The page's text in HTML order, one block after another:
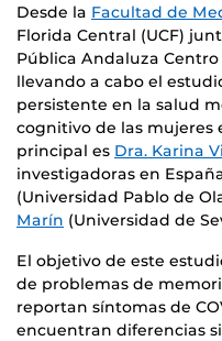
Desde la Facultad de
Florida Central (UCF)
Pública Andaluza
llevando a cabo el
persistente en la salud
cognitivo de las mujeres
principal es Dra. Karina
investigadoras en
(Universidad Pablo de
Marín (Universidad de
El objetivo de este
de problemas de
reportan síntomas de
encuentran diferencias